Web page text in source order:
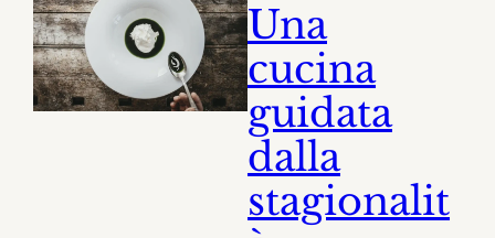
Una
cucina
guidata
dalla
stagionalit